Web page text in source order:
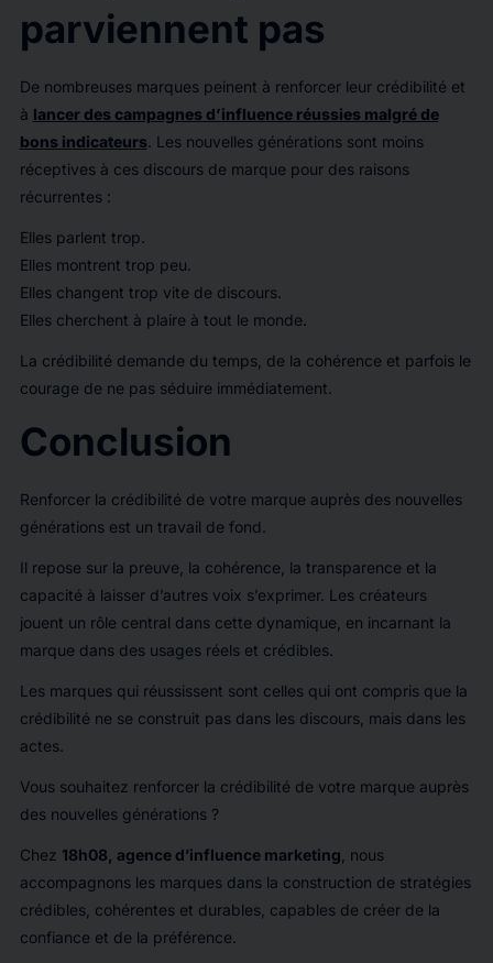
parviennent pas
De nombreuses marques peinent à renforcer leur crédibilité et
à lancer des campagnes d’influence réussies malgré de
bons indicateurs. Les nouvelles générations sont moins
réceptives à ces discours de marque pour des raisons
récurrentes :
Elles parlent trop.
Elles montrent trop peu.
Elles changent trop vite de discours.
Elles cherchent à plaire à tout le monde.
La crédibilité demande du temps, de la cohérence et parfois le
courage de ne pas séduire immédiatement.
Conclusion
Renforcer la crédibilité de votre marque auprès des nouvelles
générations est un travail de fond.
Il repose sur la preuve, la cohérence, la transparence et la
capacité à laisser d’autres voix s’exprimer. Les créateurs
jouent un rôle central dans cette dynamique, en incarnant la
marque dans des usages réels et crédibles.
Les marques qui réussissent sont celles qui ont compris que la
crédibilité ne se construit pas dans les discours, mais dans les
actes.
Vous souhaitez renforcer la crédibilité de votre marque auprès
des nouvelles générations ?
Chez 18h08, agence d’influence marketing , nous
accompagnons les marques dans la construction de stratégies
crédibles, cohérentes et durables, capables de créer de la
confiance et de la préférence.